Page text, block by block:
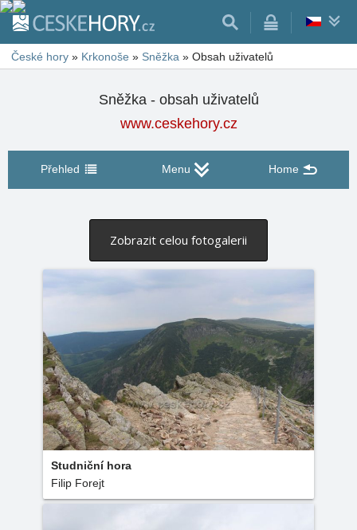
České hory » Krkonoše » Sněžka » Obsah uživatelů
Sněžka - obsah uživatelů
www.ceskehory.cz
Přehled Menu Home
Zobrazit celou fotogalerii
Studniční hora
Filip Forejt